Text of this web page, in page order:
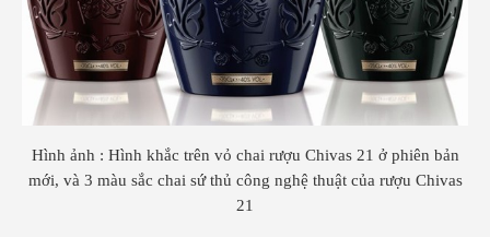
Hình ảnh : Hình khắc trên vỏ chai rượu Chivas 21 ở phiên bản
mới, và 3 màu sắc chai sứ thủ công nghệ thuật của rượu Chivas
21